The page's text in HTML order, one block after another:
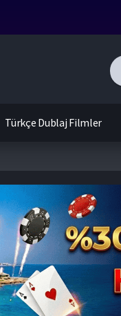
Türkçe Dublaj Filmler